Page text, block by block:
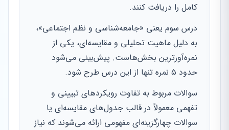
کامل را دریافت کنند.
درس سوم یعنی «جامعه‌شناسی و نظم اجتماعی»،
به دلیل ماهیت تحلیلی و مقایسه‌ای، یکی از
نمره‌آورترین بخش‌هاست. پیش‌بینی می‌شود
حدود ۵ نمره تنها از این درس طرح شود.
سوالات مربوط به تفاوت رویکردهای تبیینی و
تفهمی معمولاً در قالب جدول‌های مقایسه‌ای یا
سوالات چهارگزینه‌ای مفهومی ارائه می‌شوند که نیاز